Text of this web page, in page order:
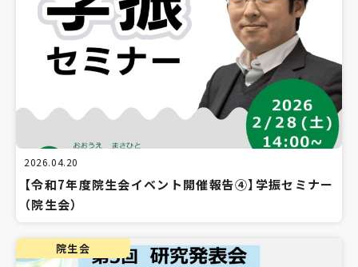
2026.04.20
【令和7年度院生会イベント開催報告④】学振セミナー
（院生会）
院生会